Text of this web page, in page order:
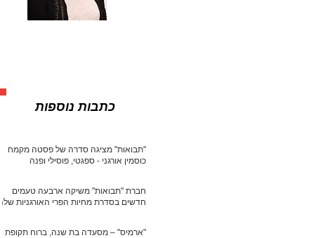
כתבות נוספות
"תבואות" מציגה סדרה של פסטה מקמח
כוסמין אורגני - ספגטי, פוסילי ופנה
חברת "תבואות" משיקה ארבעה טעמים
חדשים בסדרת מחיות הפרי האורגניות שלה
"ארמיס" – מסעדה בת שנה, ברוח תקופת